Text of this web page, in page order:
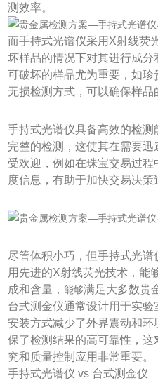
测效率。
而手持式光谱仪采用X射线荧
坏样品的情况下对其进行成
可破坏的样品尤为重要，如
无损检测方式，可以确保样品
手持式光谱仪具备高效的检
完整的检测，这使其在需要
受欢迎，例如在珠宝交易过
度信息，有助于加快交易决策
尽管体积小巧，但手持式光
用先进的X射线荧光技术，能
成和含量，能够满足大多数贵
台式测金仪通常设计用于实
安装方式减少了外界震动和
保了检测结果的高可靠性，
究和质量控制应用非常重要。
手持式光谱仪 vs 台式测金仪